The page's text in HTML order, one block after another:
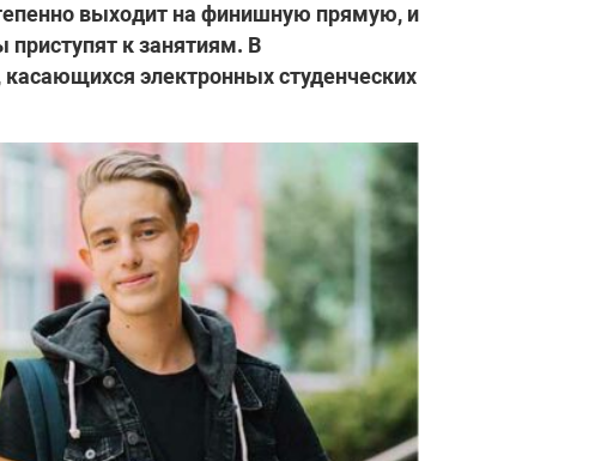
выходит на финишную прямую, и
к занятиям. В
электронных студенческих